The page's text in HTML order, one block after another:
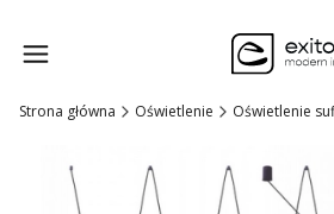
Strona główna Oświetlenie Oświetlenie